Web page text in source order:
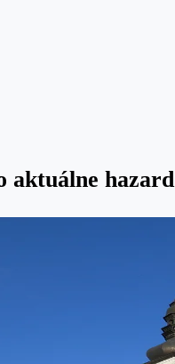
aktuálne hazard